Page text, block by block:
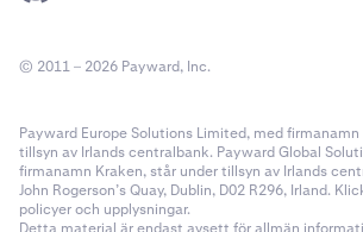
© 2011 – 2026 Payward, Inc.
Payward Europe Solutions Limited, med
tillsyn av Irlands centralbank. Payward Global
firmanamn Kraken, står under tillsyn av Irlands
John Rogerson’s Quay, Dublin, D02 R296, Irland.
policyer och upplysningar.